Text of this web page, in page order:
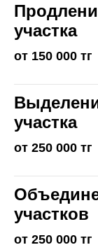
участка
от 150 000 тг
участка
от 250 000 тг
участков
от 250 000 тг